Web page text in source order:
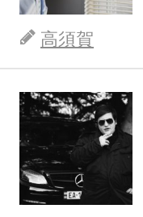
高須賀